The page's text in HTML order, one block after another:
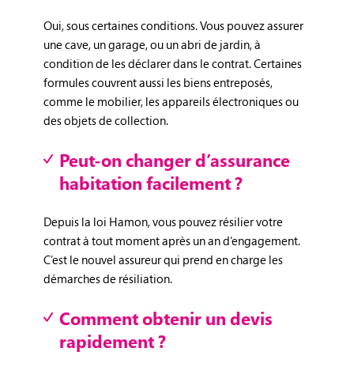
Oui, sous certaines conditions. Vous pouvez assurer
une cave, un garage, ou un abri de jardin, à
condition de les déclarer dans le contrat. Certaines
formules couvrent aussi les biens entreposés,
comme le mobilier, les appareils électroniques ou
des objets de collection.
Peut-on changer d’assurance
habitation facilement ?
Depuis la loi Hamon, vous pouvez résilier votre
contrat à tout moment après un an d’engagement.
C’est le nouvel assureur qui prend en charge les
démarches de résiliation.
Comment obtenir un devis
rapidement ?